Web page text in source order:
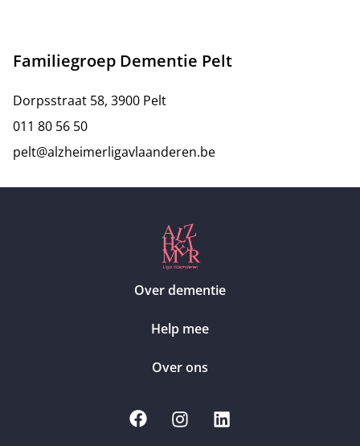
Familiegroep Dementie Pelt
Dorpsstraat 58, 3900 Pelt
011 80 56 50
pelt@alzheimerligavlaanderen.be
Over dementie
Help mee
Over ons